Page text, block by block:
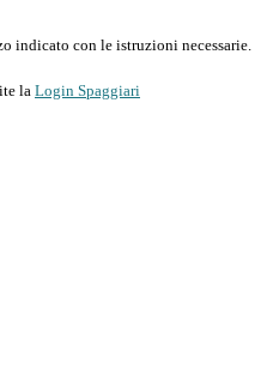
indicato con le istruzioni necessarie.
la Login Spaggiari